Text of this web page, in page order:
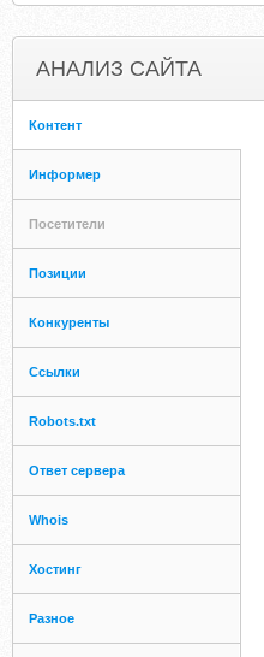
АНАЛИЗ САЙТА
Контент
Информер
Посетители
Позиции
Конкуренты
Ссылки
Robots.txt
Ответ сервера
Whois
Хостинг
Разное